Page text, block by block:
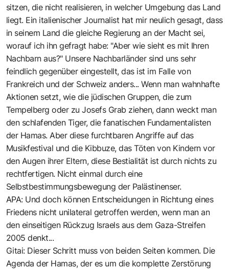
sitzen, die nicht realisieren, in welcher Umgebung das Land
liegt. Ein italienischer Journalist hat mir neulich gesagt, dass
in seinem Land die gleiche Regierung an der Macht sei,
worauf ich ihn gefragt habe: "Aber wie sieht es mit Ihren
Nachbarn aus?" Unsere Nachbarländer sind uns sehr
feindlich gegenüber eingestellt, das ist im Falle von
Frankreich und der Schweiz anders... Wenn man wahnhafte
Aktionen setzt, wie die jüdischen Gruppen, die zum
Tempelberg oder zu Josefs Grab ziehen, dann weckt man
den schlafenden Tiger, die fanatischen Fundamentalisten
der Hamas. Aber diese furchtbaren Angriffe auf das
Musikfestival und die Kibbuze, das Töten von Kindern vor
den Augen ihrer Eltern, diese Bestialität ist durch nichts zu
rechtfertigen. Nicht einmal durch eine
Selbstbestimmungsbewegung der Palästinenser.
APA: Und doch können Entscheidungen in Richtung eines
Friedens nicht unilateral getroffen werden, wenn man an
den einseitigen Rückzug Israels aus dem Gaza-Streifen
2005 denkt...
Gitai: Dieser Schritt muss von beiden Seiten kommen. Die
Agenda der Hamas, der es um die komplette Zerstörung